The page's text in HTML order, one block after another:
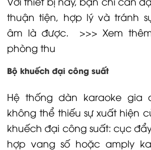
thuận tiện, hợp lý và tránh
âm là được. >>> Xem
phòng thu
Bộ khuếch đại công suất
Hệ thống dàn karaoke gia
không thể thiếu sự xuất hiện
khuếch đại công suất: cục
hợp vang số hoặc amply